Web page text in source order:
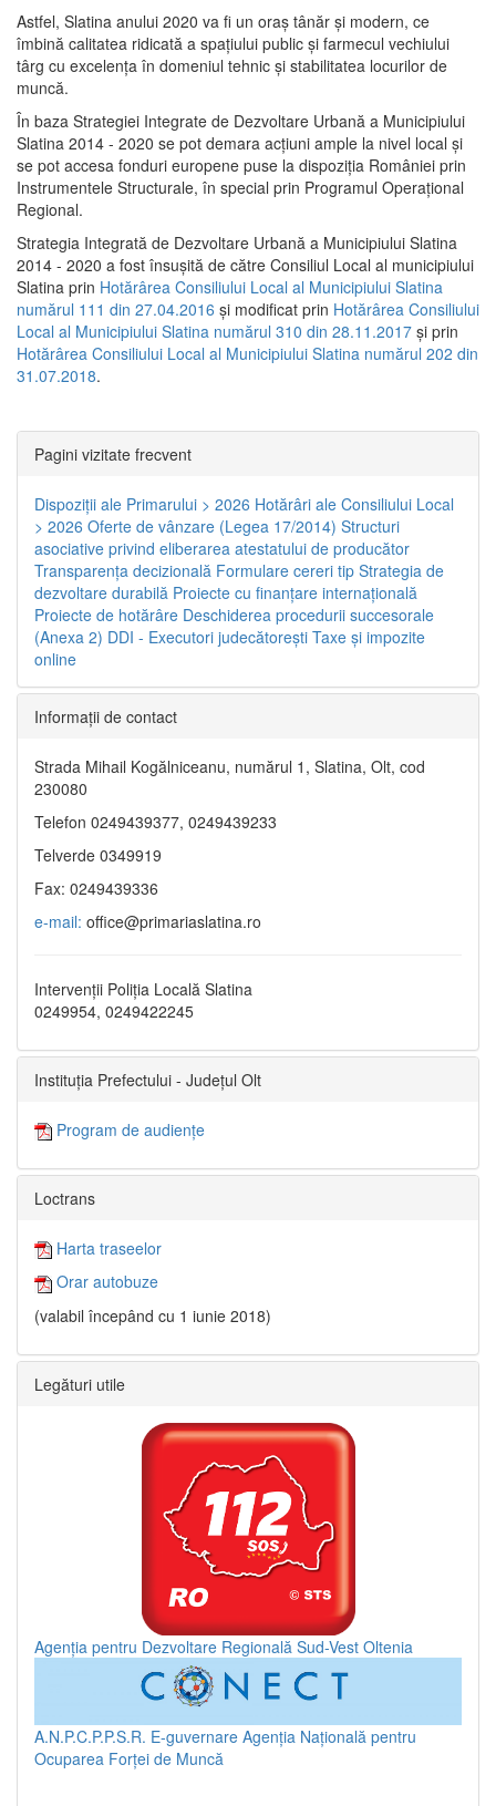
Astfel, Slatina anului 2020 va fi un oraş tânăr şi modern, ce
îmbină calitatea ridicată a spaţiului public şi farmecul vechiului
târg cu excelenţa în domeniul tehnic şi stabilitatea locurilor de
muncă.
În baza Strategiei Integrate de Dezvoltare Urbană a Municipiului
Slatina 2014 - 2020 se pot demara acţiuni ample la nivel local şi
se pot accesa fonduri europene puse la dispoziţia României prin
Instrumentele Structurale, în special prin Programul Operațional
Regional.
Strategia Integrată de Dezvoltare Urbană a Municipiului Slatina
2014 - 2020 a fost însuşită de către Consiliul Local al municipiului
Slatina prin Hotărârea Consiliului Local al Municipiului Slatina
numărul 111 din 27.04.2016 și modificat prin Hotărârea Consiliului
Local al Municipiului Slatina numărul 310 din 28.11.2017 și prin
Hotărârea Consiliului Local al Municipiului Slatina numărul 202 din
31.07.2018.
Pagini vizitate frecvent
Dispoziţii ale Primarului > 2026 Hotărâri ale Consiliului Local
> 2026 Oferte de vânzare (Legea 17/2014) Structuri
asociative privind eliberarea atestatului de producător
Transparenţa decizională Formulare cereri tip Strategia de
dezvoltare durabilă Proiecte cu finanţare internaţională
Proiecte de hotărâre Deschiderea procedurii succesorale
(Anexa 2) DDI - Executori judecătorești Taxe şi impozite
online
Informaţii de contact
Strada Mihail Kogălniceanu, numărul 1, Slatina, Olt, cod
230080
Telefon 0249439377, 0249439233
Telverde 0349919
Fax: 0249439336
e-mail: office@primariaslatina.ro
Intervenții Poliția Locală Slatina
0249954, 0249422245
Instituția Prefectului - Județul Olt
Program de audiențe
Loctrans
Harta traseelor
Orar autobuze
(valabil începând cu 1 iunie 2018)
Legături utile
Agenția pentru Dezvoltare Regională Sud-Vest Oltenia
A.N.P.C.P.P.S.R. E-guvernare Agenția Națională pentru
Ocuparea Forței de Muncă